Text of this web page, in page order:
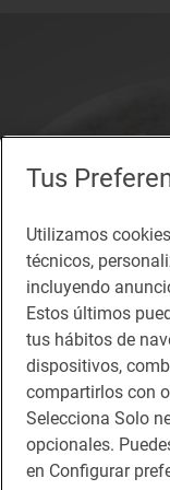
1 Sol
Serrano
Restaurante · Astorga,
Tus
Utilizamos
técnicos,
incluyendo
Estos últimos
tus hábitos de
dispositivos,
compartirlos con
Selecciona Solo
opcionales.
en Configurar